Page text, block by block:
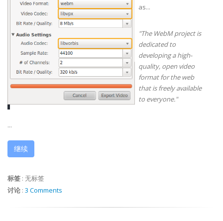
as...
"The WebM project is
dedicated to
developing a high-
quality, open video
format for the web
that is freely available
to everyone."
...
继续
标签 : 无标签
讨论 : 3 Comments